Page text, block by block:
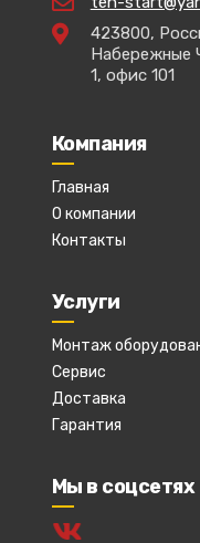
423800,
Набережные
1, офис 101
Компания
Главная
О компании
Контакты
Услуги
Монтаж
Сервис
Доставка
Гарантия
Мы в соцсетях